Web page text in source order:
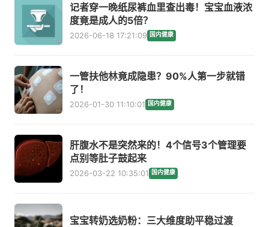
记者穿一晚纸尿裤血里查出毒！宝宝血液浓
度竟是成人的5倍？
2026-06-18 17:21:09 国内健康
一管扶他林竟成隐患？90%人第一步就错
了！
2026-01-30 11:10:01 国内健康
肝腹水不是突然来的！4个信号3个管理要
点别等肚子鼓起来
2026-03-22 10:35:01 国内健康
宝宝转奶选奶粉：三大维度助平稳过渡